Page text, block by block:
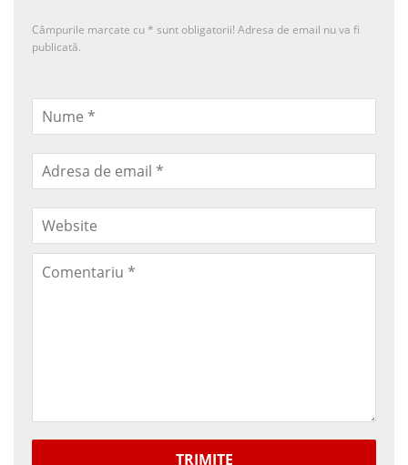
Câmpurile marcate cu * sunt obligatorii! Adresa de email nu va fi
publicată.
TRIMITE